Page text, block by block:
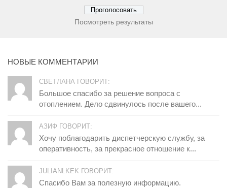
Посмотреть результаты
НОВЫЕ КОММЕНТАРИИ
СВЕТЛАНА ГОВОРИТ:
Большое спасибо за решение вопроса с
отоплением. Дело сдвинулось после вашего...
АЗИФ ГОВОРИТ:
Хочу поблагодарить диспетчерскую службу, за
оперативность, за прекрасное отношение к...
JULIANLKEK ГОВОРИТ:
Спасибо Вам за полезную информацию.